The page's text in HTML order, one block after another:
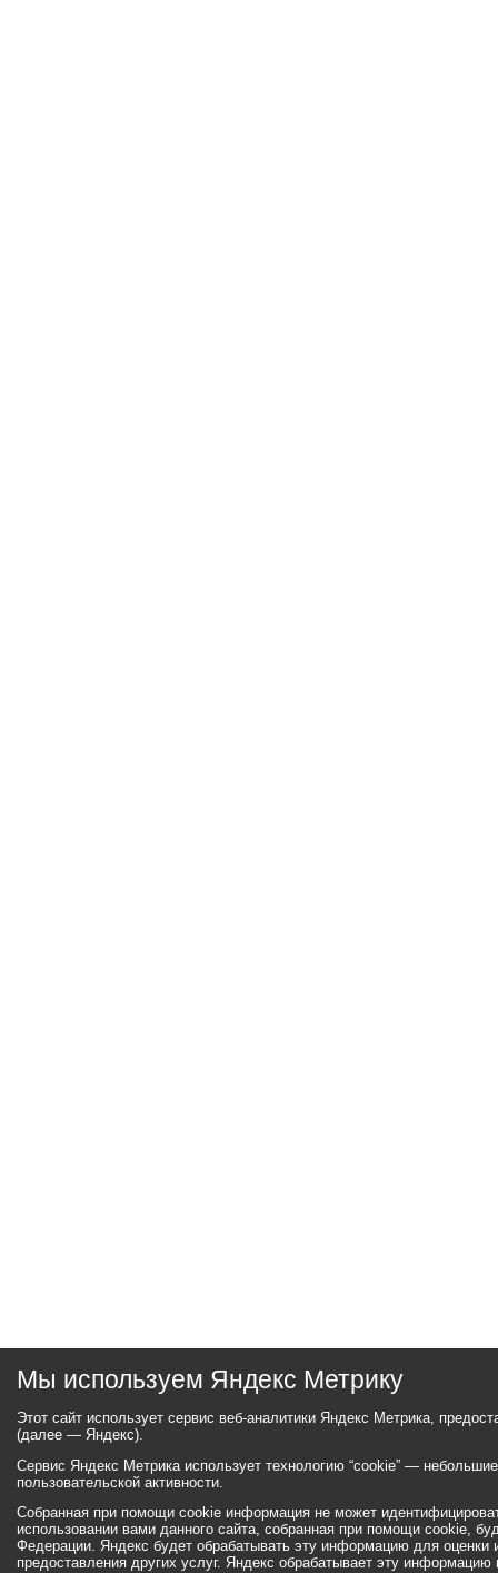
Мы используем Яндекс Метрику
Этот сайт использует сервис веб-аналитики Яндекс Метрика,
(далее — Яндекс).
Сервис Яндекс Метрика использует технологию “cookie” —
пользовательской активности.
Собранная при помощи cookie информация не может
использовании вами данного сайта, собранная при помощи cookie,
Федерации. Яндекс будет обрабатывать эту информацию для оценки
предоставления других услуг. Яндекс обрабатывает эту